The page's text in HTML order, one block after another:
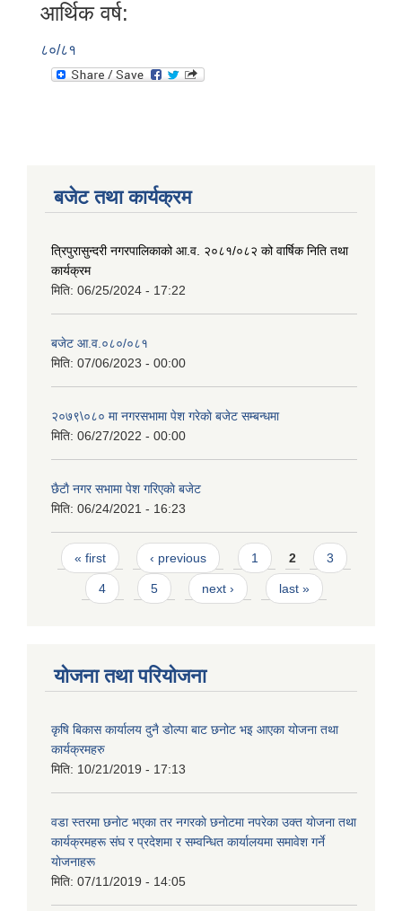
आर्थिक वर्ष:
८०/८१
बजेट तथा कार्यक्रम
त्रिपुरासुन्दरी नगरपालिकाको आ.व. २०८१/०८२ को वार्षिक निति तथा
कार्यक्रम
मिति: 06/25/2024 - 17:22
बजेट आ.व.०८०/०८१
मिति: 07/06/2023 - 00:00
२०७९\०८० मा नगरसभामा पेश गरेकाे बजेट सम्बन्धमा
मिति: 06/27/2022 - 00:00
छैटाै नगर सभामा पेश गरिएकाे बजेट
मिति: 06/24/2021 - 16:23
Pages
« first ‹ previous 1 2 3
4 5 next › last »
योजना तथा परियोजना
कृषि बिकास कार्यालय दुनै डोल्पा बाट छनोट भइ आएका योजना तथा
कार्यक्रमहरु
मिति: 10/21/2019 - 17:13
वडा स्तरमा छनाेट भएका तर नगरकाे छनाेटमा नपरेका उक्त याेजना तथा
कार्यक्रमहरू संघ र प्रदेशमा र सम्वन्धित कार्यालयमा समावेश गर्ने
याेजनाहरू
मिति: 07/11/2019 - 14:05